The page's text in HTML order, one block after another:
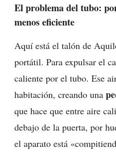
El problema del tubo:
menos eficiente
Aquí está el talón de
portátil. Para expulsar el
caliente por el tubo. Ese
habitación, creando una
que hace que entre aire
debajo de la puerta, por
el aparato está